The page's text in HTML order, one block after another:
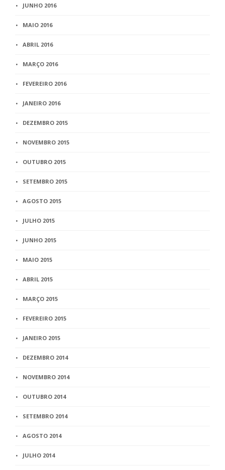
JUNHO 2016
MAIO 2016
ABRIL 2016
MARÇO 2016
FEVEREIRO 2016
JANEIRO 2016
DEZEMBRO 2015
NOVEMBRO 2015
OUTUBRO 2015
SETEMBRO 2015
AGOSTO 2015
JULHO 2015
JUNHO 2015
MAIO 2015
ABRIL 2015
MARÇO 2015
FEVEREIRO 2015
JANEIRO 2015
DEZEMBRO 2014
NOVEMBRO 2014
OUTUBRO 2014
SETEMBRO 2014
AGOSTO 2014
JULHO 2014